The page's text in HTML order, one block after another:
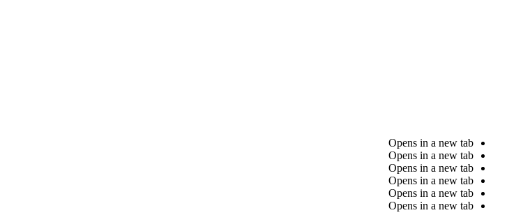
Opens in a new tab
Opens in a new tab
Opens in a new tab
Opens in a new tab
Opens in a new tab
Opens in a new tab